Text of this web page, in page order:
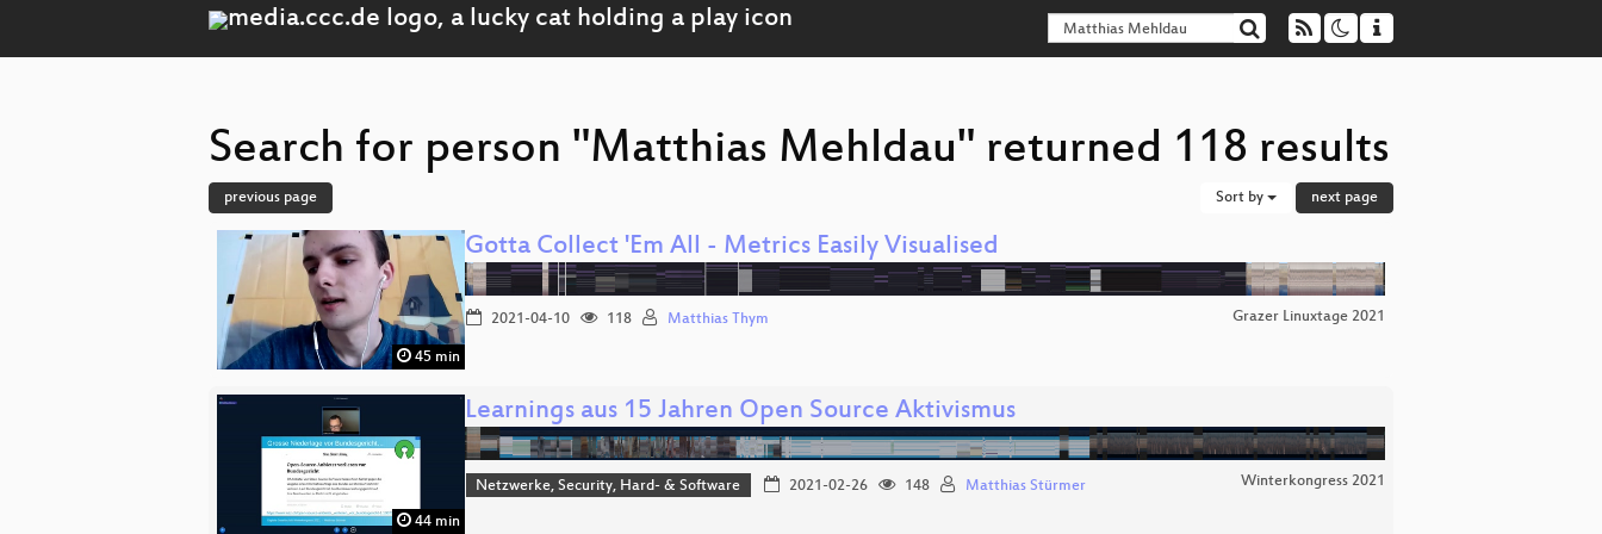
Search for person "Matthias Mehldau" returned 118 results
previous page Sort by next page
45 min
Gotta Collect 'Em All - Metrics Easily Visualised
2021-04-10 118 Matthias Thym Grazer Linuxtage 2021
44 min
Learnings aus 15 Jahren Open Source Aktivismus
Netzwerke, Security, Hard- & Software 2021-02-26 148 Matthias Stürmer Winterkongress 2021